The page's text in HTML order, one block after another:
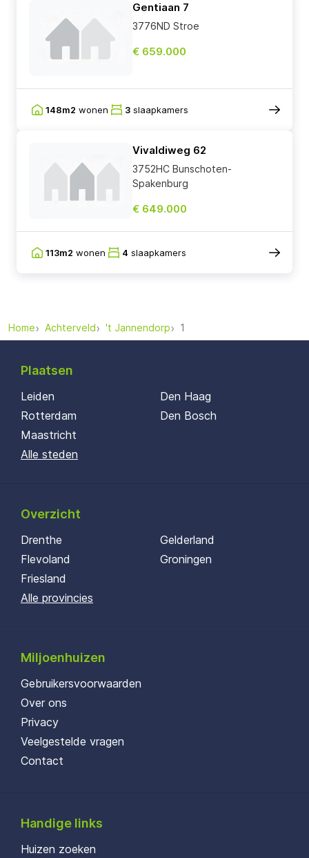
Gentiaan 7
3776ND Stroe
€ 659.000
148m2 wonen 3 slaapkamers
Vivaldiweg 62
3752HC Bunschoten-
Spakenburg
€ 649.000
113m2 wonen 4 slaapkamers
Home Achterveld 't Jannendorp 1
Plaatsen
Leiden
Rotterdam
Maastricht
Den Haag
Den Bosch
Alle steden
Overzicht
Drenthe
Flevoland
Friesland
Gelderland
Groningen
Alle provincies
Miljoenhuizen
Gebruikersvoorwaarden
Over ons
Privacy
Veelgestelde vragen
Contact
Handige links
Huizen zoeken